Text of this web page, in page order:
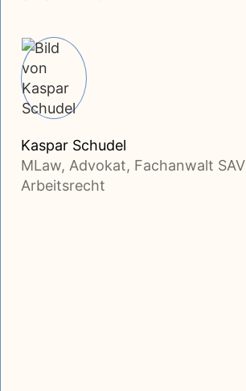
Kaspar Schudel
MLaw, Advokat, Fachanwalt SAV
Arbeitsrecht